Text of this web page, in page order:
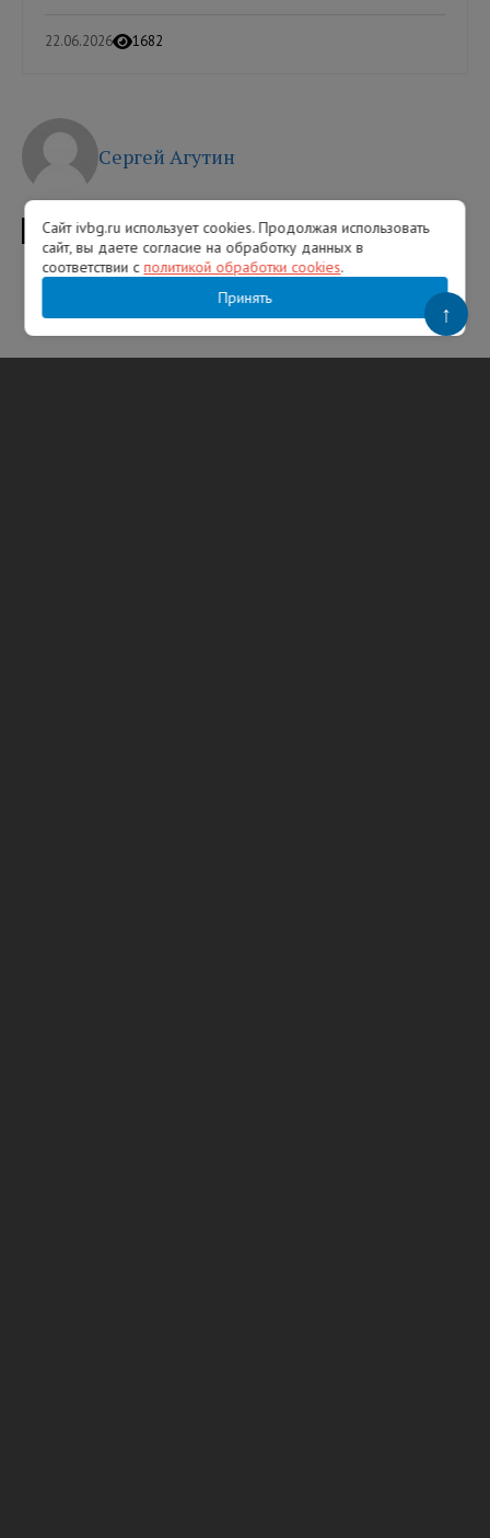
22.06.2026 1682
Сергей Агутин
ТЕГИ колпино ДТП
Сайт ivbg.ru использует cookies. Продолжая использовать
сайт, вы даете согласие на обработку данных в
соответствии с политикой обработки cookies.
Принять
↑